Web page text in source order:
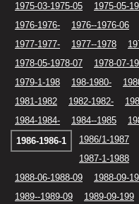
1975-03-1975-05
1975-05-
1976-1976-
1976--1976-06
1977-1977-
1977--1978
1978-05-1978-07
1978-07-
1979-1-198
198-1980-
1981-1982
1982-1982-
1984-1984-
1984--1985
1986-1986-1
1986/1-1987
1987-1-1988
1988-06-1988-09
1988-09-
1989--1989-09
1989-09-199